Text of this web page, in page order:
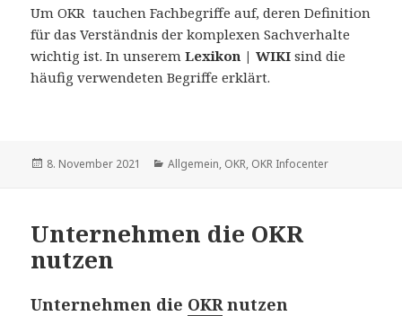
Um OKR tauchen Fachbegriffe auf, deren Definition
für das Verständnis der komplexen Sachverhalte
wichtig ist. In unseremLexikon | WIKI sind die
häufig verwendeten Begriffe erklärt.
Veröffentlicht
8. November 2021 Kategorien
Allgemein, OKR, OKR Infocenter
Unternehmen die OKR
nutzen
Unternehmen die OKRnutzen